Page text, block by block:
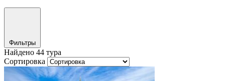
Фильтры
Найдено 44 тура
Сортировка